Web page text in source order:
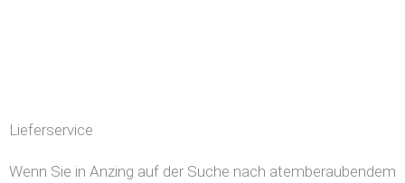
Lieferservice
Wenn Sie in Anzing auf der Suche nach atemberaubendem